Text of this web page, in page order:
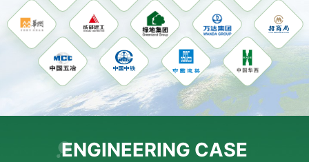
ENGINEERING CASE